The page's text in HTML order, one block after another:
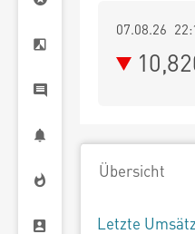
07.08.26
Übersicht
Letzte